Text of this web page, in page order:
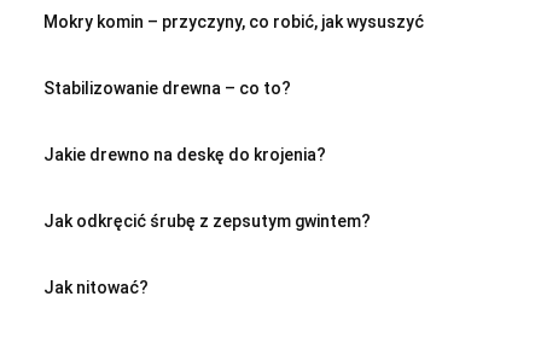
Mokry komin – przyczyny, co robić, jak wysuszyć
Stabilizowanie drewna – co to?
Jakie drewno na deskę do krojenia?
Jak odkręcić śrubę z zepsutym gwintem?
Jak nitować?